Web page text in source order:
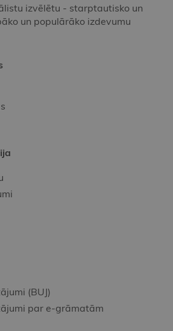
izvēlētu - starptautisko un
un populārāko izdevumu
(BUJ)
par e-grāmatām